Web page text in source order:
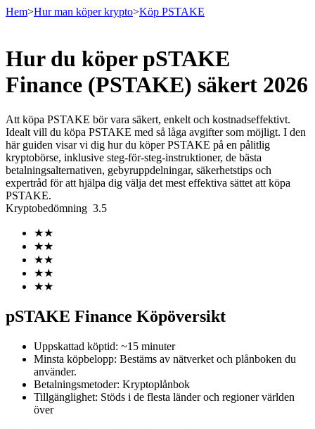
Terminer
USDT Futures
Futures med USDT som säkerhet
COIN-M Futures
Futures för kryptovaluta
Hem>Hur man köper krypto>Köp PSTAKE
Hur du köper pSTAKE
Finance (PSTAKE) säkert 2026
Att köpa PSTAKE bör vara säkert, enkelt och kostnadseffektivt.
Idealt vill du köpa PSTAKE med så låga avgifter som möjligt. I den
här guiden visar vi dig hur du köper PSTAKE på en pålitlig
kryptobörse, inklusive steg-för-steg-instruktioner, de bästa
betalningsalternativen, gebyruppdelningar, säkerhetstips och
expertråd för att hjälpa dig välja det mest effektiva sättet att köpa
PSTAKE.
Kryptobedömning 3.5
★★
★★
★★
★★
★★
pSTAKE Finance Köpöversikt
Uppskattad köptid: ~15 minuter
Minsta köpbelopp: Bestäms av nätverket och plånboken du
använder.
Betalningsmetoder: Kryptoplånbok
Tillgänglighet: Stöds i de flesta länder och regioner världen
över